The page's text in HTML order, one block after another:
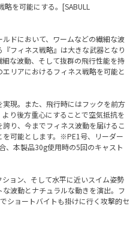
略を可能にする。[SABULL
ドにおいて、ワームなどの繊細な波
フィネス戦略』は大きな武器となり
な波動、そして抜群の飛行性能を持
リアにおけるフィネス戦略を可能と
現。また、飛行時にはフックを前方
り後方重心にすることで空気抵抗を
り、今までフィネス波動を届けるこ
可能とします。※PE1号、リーダー
、本製品30g使用時の5回のキャスト
ョン、そして水平に近いスイム姿勢
波動とナチュラルな動きを演出。フ
ショートバイトも掛けに行く攻撃的セ